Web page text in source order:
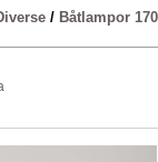
/ Båtlampor